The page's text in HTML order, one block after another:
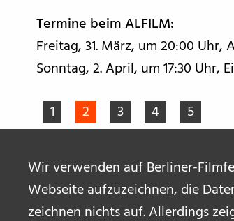
Wir verwenden auf Berliner-
Webseite aufzuzeichnen, die
zeichnen nichts auf. Allerdings
Termine beim ALFILM:
Freitag, 31. März, um 20:00 Uhr,
Sonntag, 2. April, um 17:30 Uhr,
1
2 3 4 5